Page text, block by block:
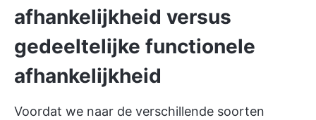
afhankelijkheid versus
gedeeltelijke functionele
afhankelijkheid
Voordat we naar de verschillende soorten